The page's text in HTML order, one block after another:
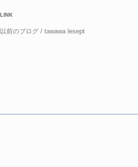
LINK
以前のブログ / tawawa lesept